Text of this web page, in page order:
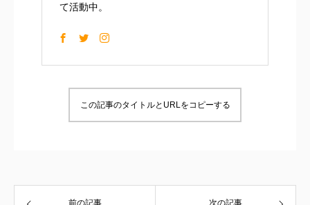
て活動中。
この記事のタイトルとURLをコピーする
前の記事 次の記事